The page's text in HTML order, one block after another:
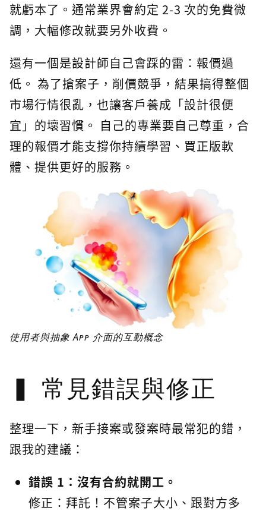
就虧本了。通常業界會約定 2-3 次的免費微
調，大幅修改就要另外收費。
還有一個是設計師自己會踩的雷：報價過
低。 為了搶案子，削價競爭，結果搞得整個
市場行情很亂，也讓客戶養成「設計很便
宜」的壞習慣。 自己的專業要自己尊重，合
理的報價才能支撐你持續學習、買正版軟
體、提供更好的服務。
使用者與抽象 App 介面的互動概念
常見錯誤與修正
整理一下，新手接案或發案時最常犯的錯，
跟我的建議：
錯誤 1：沒有合約就開工。
修正：拜託！不管案子大小、跟對方多